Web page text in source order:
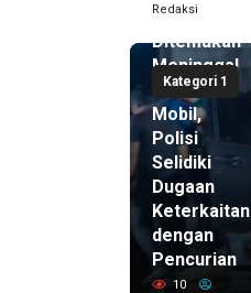
Redaksi
Kategori 1
Phone
Ditemukan
Meninggal
di Dalam
Mobil,
Polisi
Selidiki
Dugaan
Keterkaitan
dengan
Pencurian
10